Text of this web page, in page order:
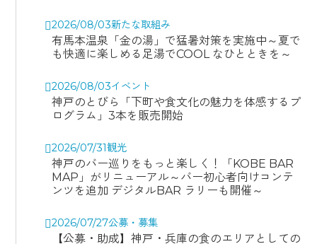
2026/08/03新たな取組み
有馬本温泉「金の湯」で猛暑対策を実施中～夏で
も快適に楽しめる足湯でCOOL なひとときを～
2026/08/03イベント
神戸のとびら「下町や食文化の魅力を体感するプ
ログラム」3本を販売開始
2026/07/31観光
神戸のバー巡りをもっと楽しく！「KOBE BAR
MAP」がリニューアル～バー初心者向けコンテ
ンツを追加 デジタルBAR ラリーも開催～
2026/07/27公募・募集
【公募・助成】神戸・兵庫の食のエリアとしての